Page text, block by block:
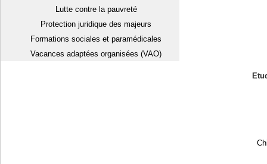
Lutte contre la pauvreté
Protection juridique des majeurs
Formations sociales et paramédicales
Vacances adaptées organisées (VAO)